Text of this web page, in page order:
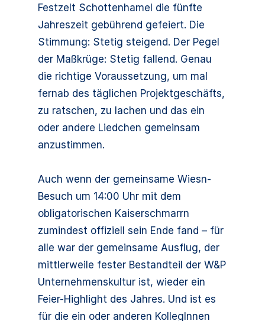
Festzelt Schottenhamel die fünfte
Jahreszeit gebührend gefeiert. Die
Stimmung: Stetig steigend. Der Pegel
der Maßkrüge: Stetig fallend. Genau
die richtige Voraussetzung, um mal
fernab des täglichen Projektgeschäfts,
zu ratschen, zu lachen und das ein
oder andere Liedchen gemeinsam
anzustimmen.
Auch wenn der gemeinsame Wiesn-
Besuch um 14:00 Uhr mit dem
obligatorischen Kaiserschmarrn
zumindest offiziell sein Ende fand – für
alle war der gemeinsame Ausflug, der
mittlerweile fester Bestandteil der W&P
Unternehmenskultur ist, wieder ein
Feier-Highlight des Jahres. Und ist es
für die ein oder anderen KollegInnen